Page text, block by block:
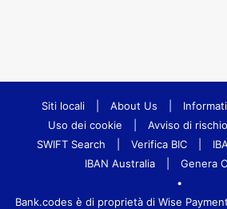
Siti locali About Us
Uso dei cookie
Avviso di rischio
SWIFT Search
Verifica BIC
IBAN Australia
Genera
•
Bank.codes è di proprietà di Wise